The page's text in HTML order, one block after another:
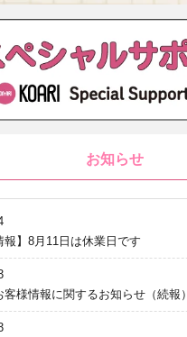
お知らせ
報】8月11日は休業日です
客様情報に関するお知らせ（続報）